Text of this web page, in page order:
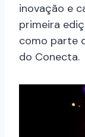
inovação e
primeira
como parte
do Conecta.